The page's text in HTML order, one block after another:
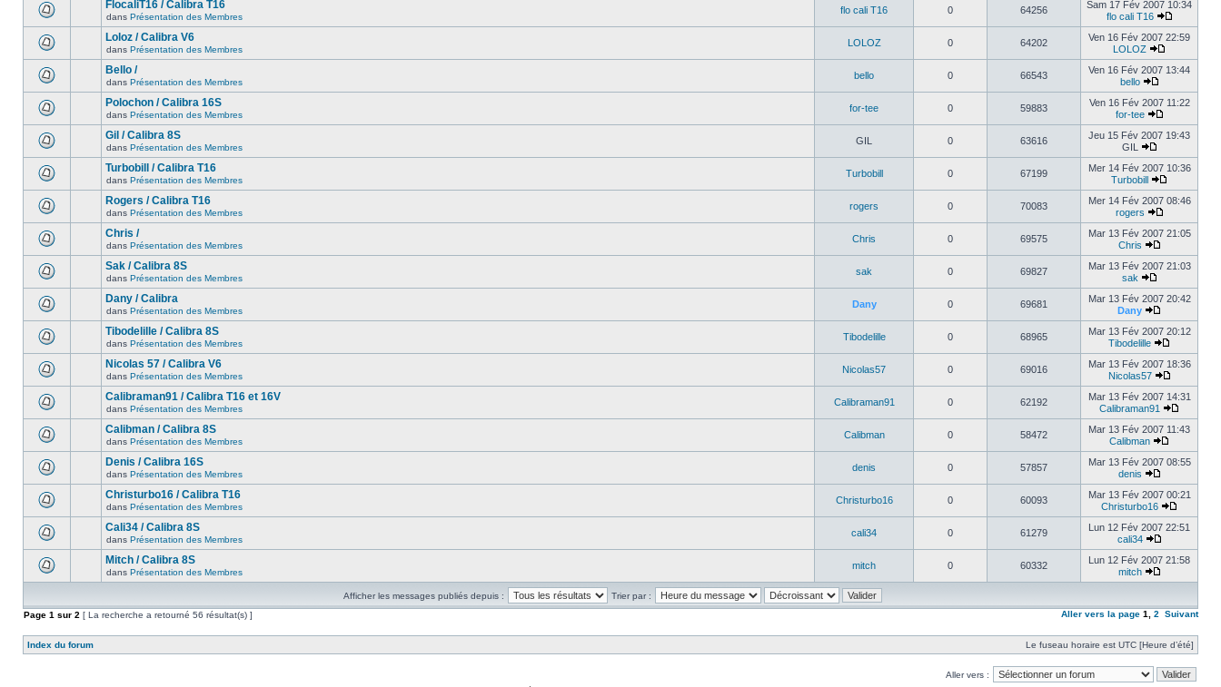
FlocaliT16 / Calibra T16
dans Présentation des Membres
flo cali T16 0 64256
Sam 17 Fév 2007 10:34
flo cali T16
Loloz / Calibra V6
dans Présentation des Membres
LOLOZ 0 64202
Ven 16 Fév 2007 22:59
LOLOZ
Bello /
dans Présentation des Membres
bello 0 66543
Ven 16 Fév 2007 13:44
bello
Polochon / Calibra 16S
dans Présentation des Membres
for-tee 0 59883
Ven 16 Fév 2007 11:22
for-tee
Gil / Calibra 8S
dans Présentation des Membres
GIL 0 63616
Jeu 15 Fév 2007 19:43
GIL
Turbobill / Calibra T16
dans Présentation des Membres
Turbobill 0 67199
Mer 14 Fév 2007 10:36
Turbobill
Rogers / Calibra T16
dans Présentation des Membres
rogers 0 70083
Mer 14 Fév 2007 08:46
rogers
Chris /
dans Présentation des Membres
Chris 0 69575
Mar 13 Fév 2007 21:05
Chris
Sak / Calibra 8S
dans Présentation des Membres
sak 0 69827
Mar 13 Fév 2007 21:03
sak
Dany / Calibra
dans Présentation des Membres
Dany 0 69681
Mar 13 Fév 2007 20:42
Dany
Tibodelille / Calibra 8S
dans Présentation des Membres
Tibodelille 0 68965
Mar 13 Fév 2007 20:12
Tibodelille
Nicolas 57 / Calibra V6
dans Présentation des Membres
Nicolas57 0 69016
Mar 13 Fév 2007 18:36
Nicolas57
Calibraman91 / Calibra T16 et 16V
dans Présentation des Membres
Calibraman91 0 62192
Mar 13 Fév 2007 14:31
Calibraman91
Calibman / Calibra 8S
dans Présentation des Membres
Calibman 0 58472
Mar 13 Fév 2007 11:43
Calibman
Denis / Calibra 16S
dans Présentation des Membres
denis 0 57857
Mar 13 Fév 2007 08:55
denis
Christurbo16 / Calibra T16
dans Présentation des Membres
Christurbo16 0 60093
Mar 13 Fév 2007 00:21
Christurbo16
Cali34 / Calibra 8S
dans Présentation des Membres
cali34 0 61279
Lun 12 Fév 2007 22:51
cali34
Mitch / Calibra 8S
dans Présentation des Membres
mitch 0 60332
Lun 12 Fév 2007 21:58
mitch
Afficher les messages publiés depuis :
Trier par :
Page 1 sur 2 [ La recherche a retourné 56 résultat(s) ] Aller vers la page 1 2 Suivant
Index du forum Le fuseau horaire est UTC [Heure d’été]
Aller vers :